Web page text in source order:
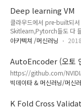
다. Raw data초기에 수집된
학습 용도로..
시스템에서 머신러닝 모델
과하다. 실제로 모델을 개발
개발 시간보다 데이타 분석
을 반복적으로 학습하면서
리고 모델을 통한 서비스와
이를 머신러닝 End to ..
Deep learning VM
클라우드에서 pre-built되
Skitlearn,Pytorch들도 다
Shell forwarding을 이용해
gcloud compute ssh
6006:localhost:6006 -L
아키텍쳐 /머신러닝
AutoEncoder (오토
https://github.com/
빅데이타 & 머신러닝/머신
K Fold Cross